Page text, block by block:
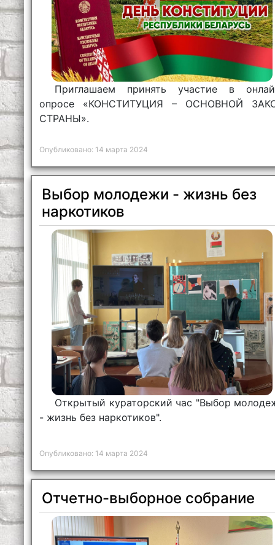
Приглашаем принять участие в
опросе «КОНСТИТУЦИЯ – ОСНОВНОЙ
СТРАНЫ».
Опубликовано: 14 марта 2024
Выбор молодежи - жизнь без
наркотиков
Открытый кураторский час "Выбор
- жизнь без наркотиков".
Опубликовано: 14 марта 2024
Отчетно-выборное собрание